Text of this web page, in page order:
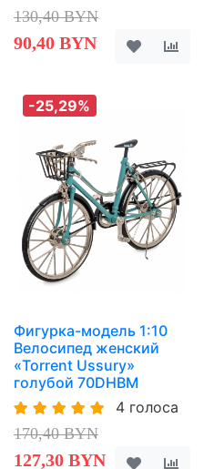
130,40 BYN
90,40 BYN
-25,29%
Фигурка-модель 1:10
Велосипед женский
«Torrent Ussury»
голубой 70DHBM
4 голоса
170,40 BYN
127,30 BYN